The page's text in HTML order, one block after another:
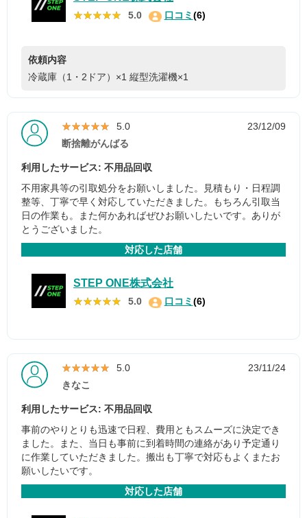
★★★★★
★★★★★ 5.0 口コミ(6)
依頼内容
冷蔵庫（1・2ドア）×1 縦型洗濯機×1
★★★★★
★★★★★ 5.0
23/12/09
断捨離がんばる
利用したサービス: 不用品回収
不用家具等の引取処分をお願いしました。見積もり・日程調
整等、丁寧で早く対応していただきました。もちろん引取当
日の作業も。また何かあればぜひお願いしたいです。ありが
とうございました。
対応した店舗
STEP ONE株式会社
★★★★★
★★★★★ 5.0 口コミ(6)
★★★★★
★★★★★ 5.0
23/11/24
きなこ
利用したサービス: 不用品回収
事前のやりとりも迅速で日程、費用ともスムーズに決定でき
ました。また、当日も事前に到着時間の連絡があり予定通り
に作業していただきました。搬出も丁寧で対応もよくまたお
願いしたいです。
対応した店舗